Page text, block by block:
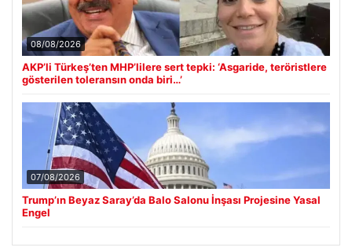
08/08/2026
AKP’li Türkeş’ten MHP’lilere sert tepki: ‘Asgaride, teröristlere
gösterilen toleransın onda biri…’
07/08/2026
Trump’ın Beyaz Saray’da Balo Salonu İnşası Projesine Yasal
Engel